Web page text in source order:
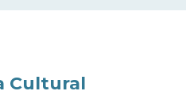
Cultural